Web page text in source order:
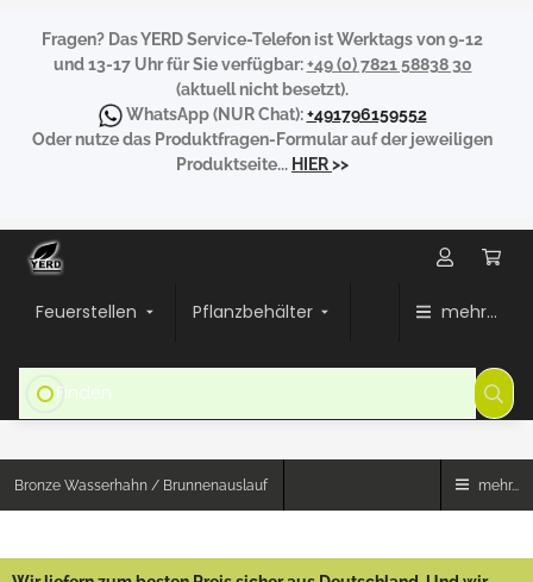
Fragen? Das YERD Service-Telefon ist Werktags von 9-12
und 13-17 Uhr für Sie verfügbar:+49 (0) 7821 58838 30
(aktuell nicht besetzt).
WhatsApp(NUR Chat):+491796159552
Oder nutze das Produktfragen-Formular auf der jeweiligen
Produktseite... HIER>>
Feuerstellen Pflanzbehälter mehr...
Bronze Wasserhahn / Brunnenauslauf mehr...